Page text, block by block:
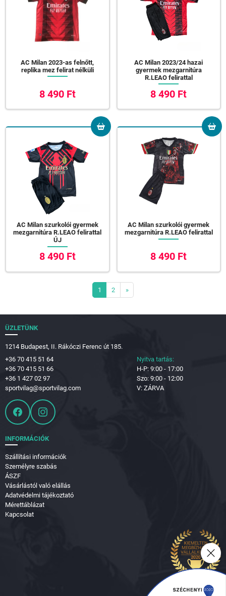
AC Milan 2023-as felnőtt,
replika mez felirat nélküli
8 490 Ft
AC Milan 2023/24 hazai
gyermek mezgarnitúra
R.LEAO felirattal
8 490 Ft
AC Milan szurkolói gyermek
mezgarnitúra R.LEAO felirattal
ÚJ
8 490 Ft
AC Milan szurkolói gyermek
mezgarnitúra R.LEAO felirattal
8 490 Ft
1 2 »
ÜZLETÜNK
1214 Budapest, II. Rákóczi Ferenc út 185.
+36 70 415 51 64
+36 70 415 51 66
+36 1 427 02 97
sportvilag@sportvilag.com
Nyitva tartás:
H-P: 9:00 - 17:00
Szo: 9:00 - 12:00
V: ZÁRVA
INFORMÁCIÓK
Szállítási információk
Személyre szabás
ÁSZF
Vásárlástól való elállás
Adatvédelmi tájékoztató
Mérettáblázat
Kapcsolat